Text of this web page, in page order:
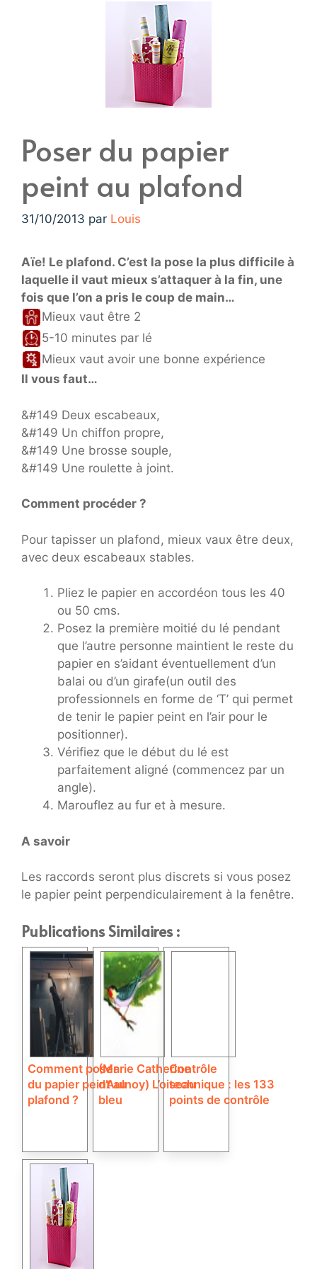
Poser du papier
peint au plafond
31/10/2013 par Louis
Aïe! Le plafond. C’est la pose la plus difficile à
laquelle il vaut mieux s’attaquer à la fin, une
fois que l’on a pris le coup de main…
Mieux vaut être 2
5-10 minutes par lé
Mieux vaut avoir une bonne expérience
Il vous faut…
&#149 Deux escabeaux,
&#149 Un chiffon propre,
&#149 Une brosse souple,
&#149 Une roulette à joint.
Comment procéder ?
Pour tapisser un plafond, mieux vaux être deux,
avec deux escabeaux stables.
Pliez le papier en accordéon tous les 40
ou 50 cms.
Posez la première moitié du lé pendant
que l’autre personne maintient le reste du
papier en s’aidant éventuellement d’un
balai ou d’un girafe(un outil des
professionnels en forme de ‘T’ qui permet
de tenir le papier peint en l’air pour le
positionner).
Vérifiez que le début du lé est
parfaitement aligné (commencez par un
angle).
Marouflez au fur et à mesure.
A savoir
Les raccords seront plus discrets si vous posez
le papier peint perpendiculairement à la fenêtre.
Publications Similaires :
Comment poser
du papier peint au
plafond ?
(Marie Catherine
d’Aulnoy) L’oiseau
bleu
Contrôle
technique : les 133
points de contrôle